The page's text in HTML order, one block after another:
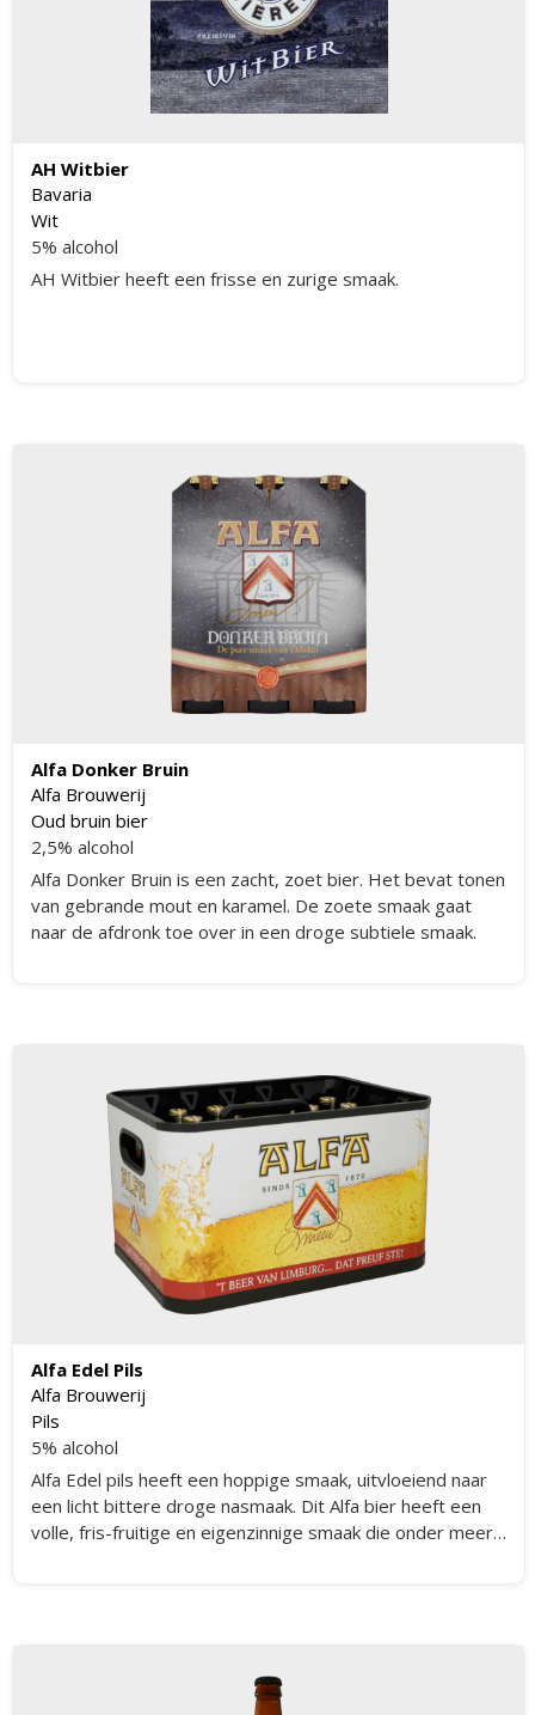
AH Witbier
Bavaria
Wit
5% alcohol
AH Witbier heeft een frisse en zurige smaak.
Alfa Donker Bruin
Alfa Brouwerij
Oud bruin bier
2,5% alcohol
Alfa Donker Bruin is een zacht, zoet bier. Het bevat tonen
van gebrande mout en karamel. De zoete smaak gaat
naar de afdronk toe over in een droge subtiele smaak.
Alfa Edel Pils
Alfa Brouwerij
Pils
5% alcohol
Alfa Edel pils heeft een hoppige smaak, uitvloeiend naar
een licht bittere droge nasmaak. Dit Alfa bier heeft een
volle, fris-fruitige en eigenzinnige smaak die onder meer